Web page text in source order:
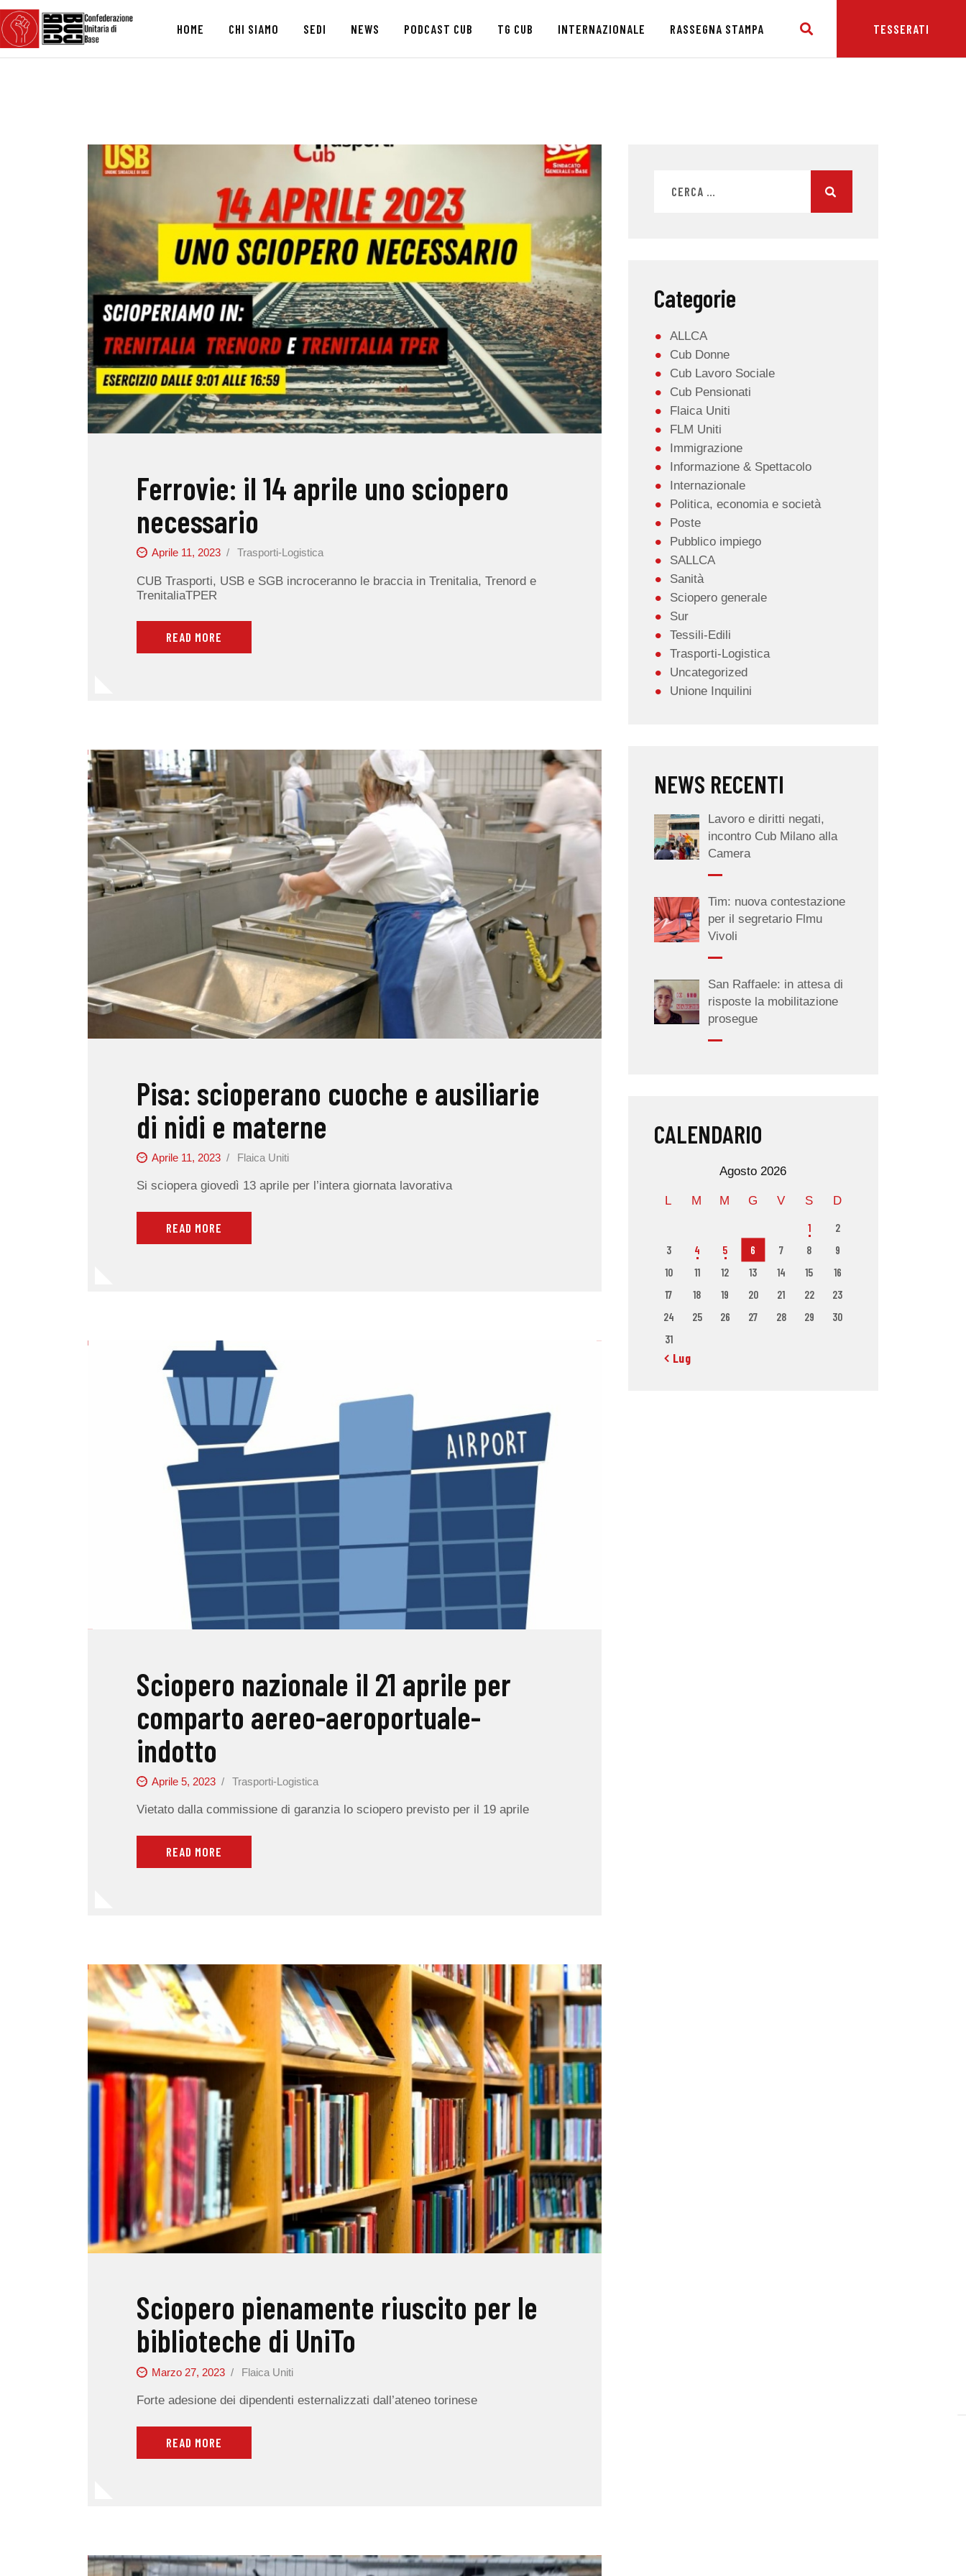
HOME CHI SIAMO SEDI NEWS PODCAST CUB TG CUB INTERNAZIONALE RASSEGNA STAMPA TESSERATI
HOME
CHI SIAMO
NEWS
TG CUB
INTERNAZIONALE
RASSEGNA STAMPA
Ferrovie: il 14 aprile uno sciopero
necessario
Aprile 11, 2023 Trasporti-Logistica
CUB Trasporti, USB e SGB incroceranno le braccia in Trenitalia, Trenord e
TrenitaliaTPER
READ MORE
Pisa: scioperano cuoche e ausiliarie
di nidi e materne
Aprile 11, 2023 Flaica Uniti
Si sciopera giovedì 13 aprile per l’intera giornata lavorativa
READ MORE
Sciopero nazionale il 21 aprile per
comparto aereo-aeroportuale-
indotto
Aprile 5, 2023 Trasporti-Logistica
Vietato dalla commissione di garanzia lo sciopero previsto per il 19 aprile
READ MORE
Sciopero pienamente riuscito per le
biblioteche di UniTo
Marzo 27, 2023 Flaica Uniti
Forte adesione dei dipendenti esternalizzati dall’ateneo torinese
READ MORE
Categorie
ALLCA
Cub Donne
Cub Lavoro Sociale
Cub Pensionati
Flaica Uniti
FLM Uniti
Immigrazione
Informazione & Spettacolo
Internazionale
Politica, economia e società
Poste
Pubblico impiego
SALLCA
Sanità
Sciopero generale
Sur
Tessili-Edili
Trasporti-Logistica
Uncategorized
Unione Inquilini
NEWS RECENTI
Lavoro e diritti negati,
incontro Cub Milano alla
Camera
Tim: nuova contestazione
per il segretario Flmu
Vivoli
San Raffaele: in attesa di
risposte la mobilitazione
prosegue
CALENDARIO
Agosto 2026
L M M G V S D
1
2
3
4 5 6 7 8
9
10
11 12 13 14 15
16
17
18 19 20 21 22
23
24
25 26 27 28 29
30
31
« Lug